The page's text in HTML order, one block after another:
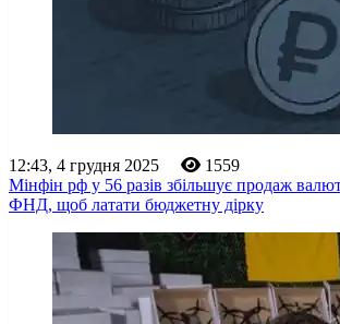
12:43, 4 грудня 2025
1559
Мінфін рф у 56 разів збільшує продаж
ФНД, щоб латати бюджетну дірку